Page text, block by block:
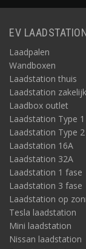
EV
Laadpalen
Wandboxen
Laadstation thuis
Laadstation zakelijk
Laadbox outlet
Laadstation Type 1
Laadstation Type 2
Laadstation 16A
Laadstation 32A
Laadstation 1 fase
Laadstation 3 fase
Laadstation op
Tesla laadstation
Mini laadstation
Nissan laadstation